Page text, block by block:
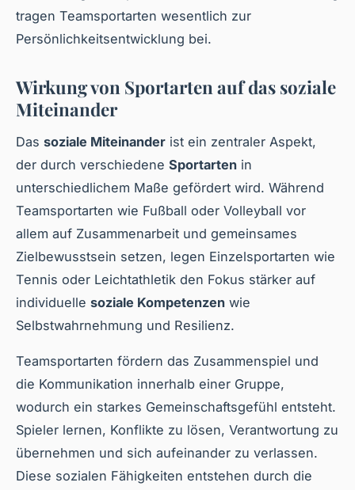
tragen Teamsportarten wesentlich zur
Persönlichkeitsentwicklung bei.
Wirkung von Sportarten auf das soziale
Miteinander
Das soziale Miteinander ist ein zentraler Aspekt,
der durch verschiedene Sportarten in
unterschiedlichem Maße gefördert wird. Während
Teamsportarten wie Fußball oder Volleyball vor
allem auf Zusammenarbeit und gemeinsames
Zielbewusstsein setzen, legen Einzelsportarten wie
Tennis oder Leichtathletik den Fokus stärker auf
individuelle soziale Kompetenzen wie
Selbstwahrnehmung und Resilienz.
Teamsportarten fördern das Zusammenspiel und
die Kommunikation innerhalb einer Gruppe,
wodurch ein starkes Gemeinschaftsgefühl entsteht.
Spieler lernen, Konflikte zu lösen, Verantwortung zu
übernehmen und sich aufeinander zu verlassen.
Diese sozialen Fähigkeiten entstehen durch die